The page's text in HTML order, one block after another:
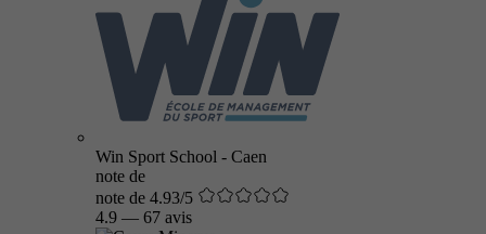
Win Sport School - Caen
note de
note de 4.93/5
4.9 — 67 avis